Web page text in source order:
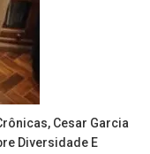
Cesar Garcia
Diversidade E